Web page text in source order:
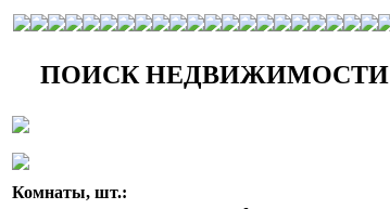
ПОИСК НЕДВИЖИМОСТИ
Комнаты, шт.: